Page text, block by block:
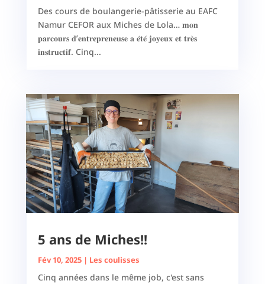
Des cours de boulangerie-pâtisserie au EAFC
Namur CEFOR aux Miches de Lola… 𝐦𝐨𝐧
𝐩𝐚𝐫𝐜𝐨𝐮𝐫𝐬 𝐝’𝐞𝐧𝐭𝐫𝐞𝐩𝐫𝐞𝐧𝐞𝐮𝐬𝐞 𝐚 𝐞́𝐭𝐞́ 𝐣𝐨𝐲𝐞𝐮𝐱 𝐞𝐭 𝐭𝐫𝐞̀𝐬
𝐢𝐧𝐬𝐭𝐫𝐮𝐜𝐭𝐢𝐟. Cinq...
5 ans de Miches!!
Fév 10, 2025| Les coulisses
Cinq années dans le même job, c'est sans